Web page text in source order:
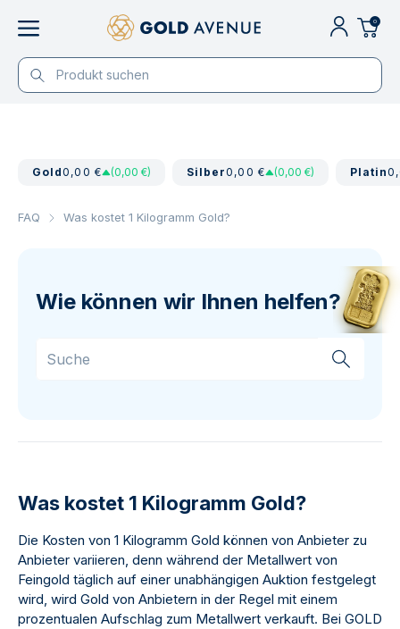
0
Gold0,00 € (0,00 €) Silber0,00 € (0,00 €) Platin
FAQ Was kostet 1 Kilogramm Gold?
Wie können wir Ihnen helfen?
Was kostet 1 Kilogramm Gold?
Die Kosten von 1 Kilogramm Gold können von Anbieter zu
Anbieter variieren, denn während der Metallwert von
Feingold täglich auf einer unabhängigen Auktion festgelegt
wird, wird Gold von Anbietern in der Regel mit einem
prozentualen Aufschlag zum Metallwert verkauft. Bei GOLD